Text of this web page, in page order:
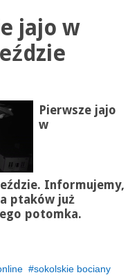
jajo w
Pierwsze jajo
w
Informujemy,
ptaków już
potomka.
sokolskie bociany